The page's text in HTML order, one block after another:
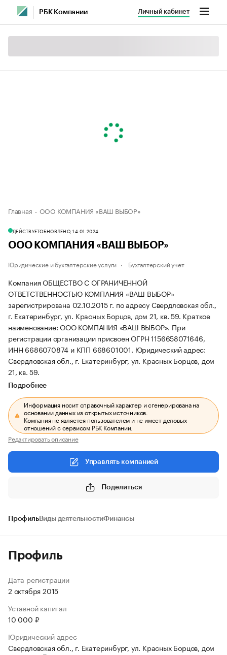
РБК Компании Личный кабинет
Главная ООО КОМПАНИЯ «ВАШ ВЫБОР»
ДЕЙСТВУЕТОБНОВЛЕНО, 14.01.2024
ООО КОМПАНИЯ «ВАШ ВЫБОР»
Юридические и бухгалтерские услуги Бухгалтерский учет
Компания ОБЩЕСТВО С ОГРАНИЧЕННОЙ
ОТВЕТСТВЕННОСТЬЮ КОМПАНИЯ «ВАШ ВЫБОР»
зарегистрирована 02.10.2015 г. по адресу Свердловская обл.,
г. Екатеринбург, ул. Красных Борцов, дом 21, кв. 59. Краткое
наименование: ООО КОМПАНИЯ «ВАШ ВЫБОР». При
регистрации организации присвоен ОГРН 1156658071646,
ИНН 6686070874 и КПП 668601001. Юридический адрес:
Свердловская обл., г. Екатеринбург, ул. Красных Борцов, дом
21, кв. 59.
Подробнее
Информация носит справочный характер и сгенерирована на
основании данных из открытых источников.
Компания не является пользователем и не имеет деловых
отношений с сервисом РБК Компании.
Редактировать описание
Управлять компанией
Поделиться
ПрофильВиды деятельностиФинансы
Профиль
Дата регистрации
2 октября 2015
Уставной капитал
10 000 ₽
Юридический адрес
Свердловская обл., г. Екатеринбург, ул. Красных Борцов, дом